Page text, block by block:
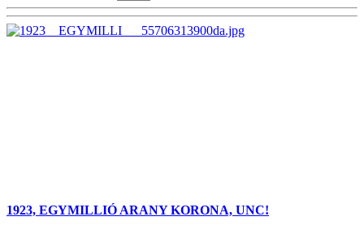
1923, EGYMILLIÓ ARANY KORONA, UNC!